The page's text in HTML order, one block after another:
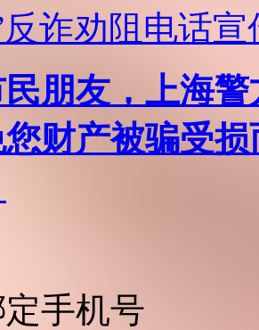
反诈劝阻电话宣
朋友，上海
财产被骗受
手机号